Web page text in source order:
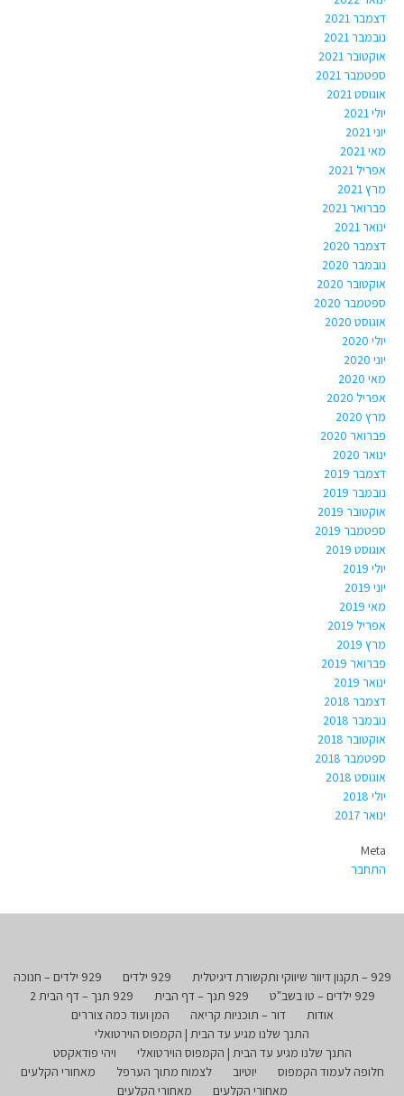
דצמבר 2021
נובמבר 2021
אוקטובר 2021
ספטמבר 2021
אוגוסט 2021
יולי 2021
יוני 2021
מאי 2021
אפריל 2021
מרץ 2021
פברואר 2021
ינואר 2021
דצמבר 2020
נובמבר 2020
אוקטובר 2020
ספטמבר 2020
אוגוסט 2020
יולי 2020
יוני 2020
מאי 2020
אפריל 2020
מרץ 2020
פברואר 2020
ינואר 2020
דצמבר 2019
נובמבר 2019
אוקטובר 2019
ספטמבר 2019
אוגוסט 2019
יולי 2019
יוני 2019
מאי 2019
אפריל 2019
מרץ 2019
פברואר 2019
ינואר 2019
דצמבר 2018
נובמבר 2018
אוקטובר 2018
ספטמבר 2018
אוגוסט 2018
יולי 2018
ינואר 2017
Meta
התחבר
929 – תקנון דיוור שיווקי ותקשורת דיגיטלית 929 ילדים
929 ילדים – חנוכה
929 ילדים – טו בשב"ט
929 תנך – דף הבית
929 תנך – דף הבית 2
אודות
דור – תוכניות קריאה
המן ועוד כמה צוררים
התנך שלנו מגיע עד הבית | הקמפוס הוירטואלי
התנך שלנו מגיע עד הבית | הקמפוס הוירטואלי
ויהי פודאקסט
חלופה לעמוד הקמפוס
יוטיוב לצמוח מתוך הערפל
מאחורי הקלעים
מאחורי הקלעים
מאחורי הקלעים